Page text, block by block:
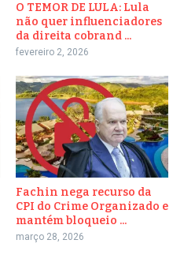
O TEMOR DE LULA: Lula
não quer influenciadores
da direita cobrand ...
fevereiro 2, 2026
Fachin nega recurso da
CPI do Crime Organizado e
mantém bloqueio ...
março 28, 2026